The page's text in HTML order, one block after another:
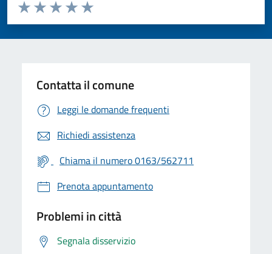
Valuta da 1 a 5 stelle la pagina
Valuta 5 stelle su 5
Valuta 4 stelle su 5
Valuta 3 stelle su 5
Valuta 2 stelle su 5
Valuta 1 stelle su 5
Contatta il comune
Leggi le domande frequenti
Richiedi assistenza
Chiama il numero 0163/562711
Prenota appuntamento
Problemi in città
Segnala disservizio